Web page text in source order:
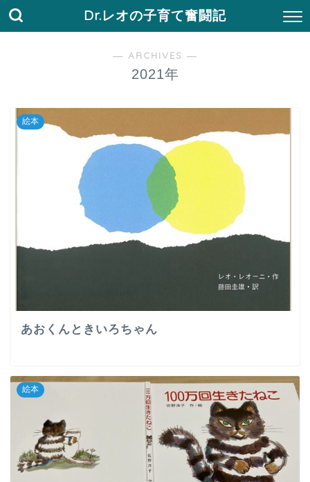
Dr.レオの子育て奮闘記
― ARCHIVES ―
2021年
絵本
あおくんときいろちゃん
絵本